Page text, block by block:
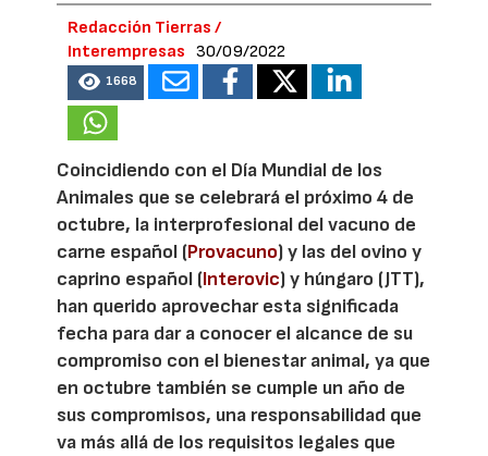
Redacción Tierras /
Interempresas
30/09/2022
1668
Coincidiendo con el Día Mundial de los
Animales que se celebrará el próximo 4 de
octubre, la interprofesional del vacuno de
carne español (Provacuno) y las del ovino y
caprino español (Interovic) y húngaro (JTT),
han querido aprovechar esta significada
fecha para dar a conocer el alcance de su
compromiso con el bienestar animal, ya que
en octubre también se cumple un año de
sus compromisos, una responsabilidad que
va más allá de los requisitos legales que